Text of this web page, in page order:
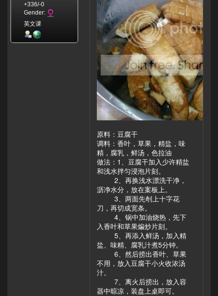
+336/-0
Gender:
英文课
原料：豆腐干
调料：香叶，草果，精盐，味
精，腐乳，鲜汤，色拉油
做法：1、豆腐干加入少许精盐
和浅水拌匀浸泡片刻。
2、再换浅水漂洗干净，
沥净水分，放在案板上。
3、两面先剞上十字花
刀，再切成宽条。
4、锅中加油烧热，先下
入香叶和草果煸炒片刻。
5、再添入鲜汤，加入精
盐、味精、腐乳汁煮5分钟。
6、然后捞出香叶、草果
不用，放入豆腐干小火收浓汤
汁。
7、离火后捞出，放入容
器中晾凉，装盘上桌即可。